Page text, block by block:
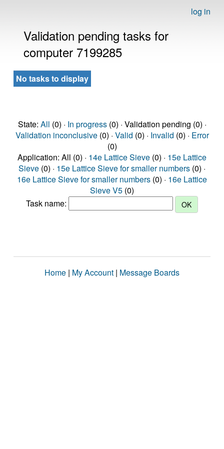
log in
Validation pending tasks for
computer 7199285
No tasks to display
State: All (0) · In progress(0) · Validation pending (0) ·
Validation inconclusive(0) · Valid (0) · Invalid (0) · Error
(0)
Application: All (0) · 14e Lattice Sieve (0) · 15e Lattice
Sieve (0) · 15e Lattice Sieve for smaller numbers (0) ·
16e Lattice Sieve for smaller numbers (0) · 16e Lattice
Sieve V5 (0)
Task name:
Home | My Account | Message Boards